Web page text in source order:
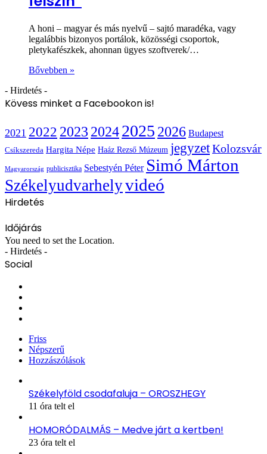
A honi – magyar és más nyelvű – sajtó maradéka, vagy
legalábbis bizonyos portálok, közösségi csoportok,
pletykafészkek, ahonnan ügyes szoftverek/…
Bővebben »
- Hirdetés -
Kövess minket a Facebookon is!
2021 2022 2023 20242025 2026 Budapest
Csíkszereda Hargita Népe Haáz Rezső Múzeum jegyzetKolozsvár
Magyarország publicisztika Sebestyén Péter Simó Márton
Székelyudvarhelyvideó
Hirdetés
Időjárás
You need to set the Location.
- Hirdetés -
Social
Friss
Népszerű
Hozzászólások
Székelyföld csodafaluja – OROSZHEGY
11 óra telt el
HOMORÓDALMÁS – Medve járt a kertben!
23 óra telt el